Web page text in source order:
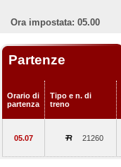
Ora impostata: 05.00
Partenze
Orario di
partenza
Tipo e n. di
treno
05.07 21260